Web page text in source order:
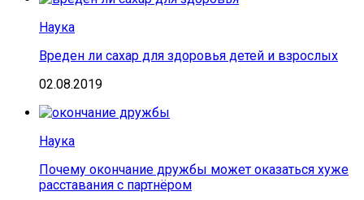
Наука
Вреден ли сахар для здоровья детей и взрослых
02.08.2019
Наука
Почему окончание дружбы может оказаться хуже
расставания с партнёром